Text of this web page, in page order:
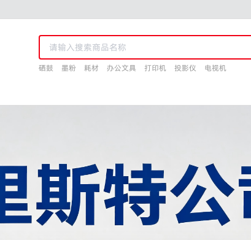
硒鼓 墨粉 耗材 办公文具 打印机 投影仪 电视机